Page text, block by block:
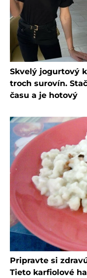
Skvelý jogurtový
troch surovín.
času a je hotový
Pripravte si
Tieto karfiolové